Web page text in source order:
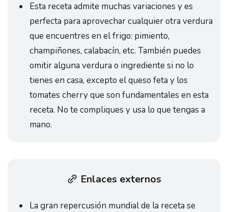
Esta receta admite muchas variaciones y es
perfecta para aprovechar cualquier otra verdura
que encuentres en el frigo: pimiento,
champiñones, calabacín, etc. También puedes
omitir alguna verdura o ingrediente si no lo
tienes en casa, excepto el queso feta y los
tomates cherry que son fundamentales en esta
receta. No te compliques y usa lo que tengas a
mano.
Enlaces externos
La gran repercusión mundial de la receta se